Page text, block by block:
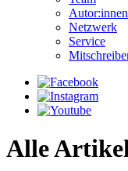
Autor:innen
Netzwerk
Service
Alle